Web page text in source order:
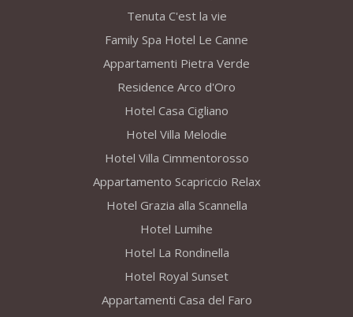
Tenuta C'est la vie
Family Spa Hotel Le Canne
Appartamenti Pietra Verde
Residence Arco d'Oro
Hotel Casa Cigliano
Hotel Villa Melodie
Hotel Villa Cimmentorosso
Appartamento Scapriccio Relax
Hotel Grazia alla Scannella
Hotel Lumihe
Hotel La Rondinella
Hotel Royal Sunset
Appartamenti Casa del Faro